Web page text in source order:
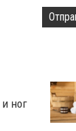
ног